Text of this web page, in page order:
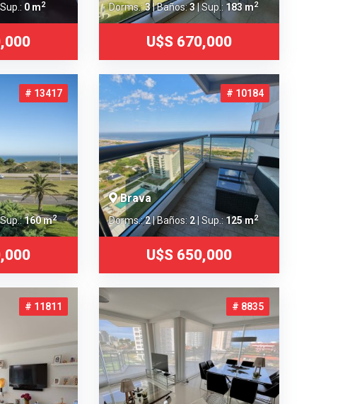
| Sup.: 0 m2 Dorms.:3| Baños:3| Sup.: 183 m2
U$S 670,000
# 13417
160 m2
# 10184
Brava
Dorms.:2| Baños: 2 | Sup.:125 m2
U$S 650,000
# 11811 # 8835